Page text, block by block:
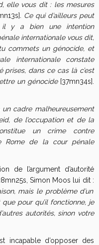
elle vous dit : les mesures
. Ce qui d’ailleurs peut
il y a bien une intention
internationale vous dit,
commets un génocide, et
internationale constate
prises, dans ce cas là c’est
un génocide[37mn34s].
un cadre malheureusement
de l’occupation et de la
un crime contre
Rome de la cour pénale
de l’argument d’autorité
Simon Moos lui dit :
mais le problème d’un
que pour qu’il fonctionne, je
autorités, sinon votre
incapable d’opposer des